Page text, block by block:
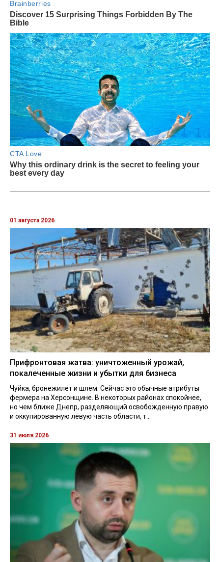
01 августа 2026
Прифронтовая жатва: уничтоженный урожай,
покалеченные жизни и убытки для бизнеса
Чуйка, бронежилет и шлем. Сейчас это обычные атрибуты
фермера на Херсонщине. В некоторых районах спокойнее,
но чем ближе Днепр, разделяющий освобожденную правую
и оккупированную левую часть области, т...
31 июля 2026